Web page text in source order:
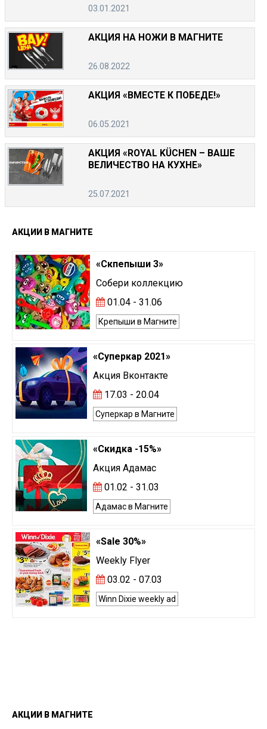
03.01.2021
АКЦИЯ НА НОЖИ В МАГНИТЕ
26.08.2022
АКЦИЯ «ВМЕСТЕ К ПОБЕДЕ!»
06.05.2021
АКЦИЯ «ROYAL KÜCHEN – ВАШЕ
ВЕЛИЧЕСТВО НА КУХНЕ»
25.07.2021
АКЦИИ В МАГНИТЕ
«Скпепыши 3»
Собери коллекцию
01.04 - 31.06
Крепыши в Магните
«Суперкар 2021»
Акция Вконтакте
17.03 - 20.04
Суперкар в Магните
«Скидка -15%»
Акция Адамас
01.02 - 31.03
Адамас в Магните
«Sale 30%»
Weekly Flyer
03.02 - 07.03
Winn Dixie weekly ad
АКЦИИ В МАГНИТЕ